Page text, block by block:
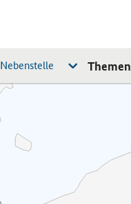
Nebenstelle Themen